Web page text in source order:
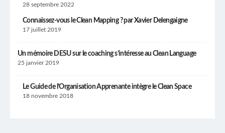
28 septembre 2022
Connaissez-vous le Clean Mapping ? par Xavier Delengaigne
17 juillet 2019
Un mémoire DESU sur le coaching s’intéresse au Clean Language
25 janvier 2019
Le Guide de l’Organisation Apprenante intègre le Clean Space
18 novembre 2018